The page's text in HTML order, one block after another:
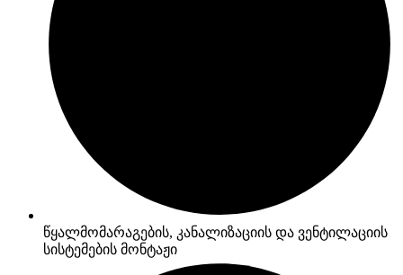
წყალმომარაგების, კანალიზაციის და ვენტილაციის
სისტემების მონტაჟი